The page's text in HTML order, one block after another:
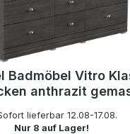
Badmöbel Vitro
anthrazit
lieferbar 12.08-17.08.
Nur 8 auf Lager!